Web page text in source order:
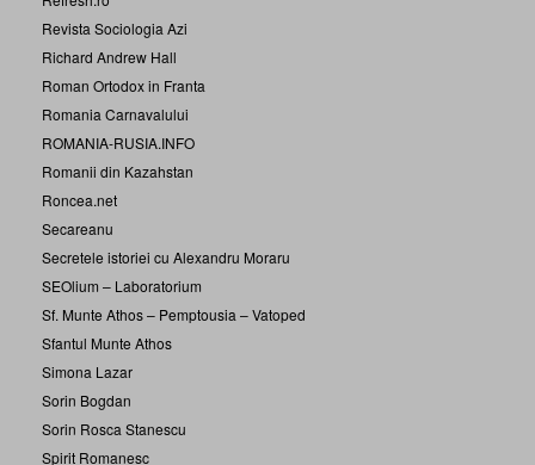
Revista Sociologia Azi
Richard Andrew Hall
Roman Ortodox in Franta
Romania Carnavalului
ROMANIA-RUSIA.INFO
Romanii din Kazahstan
Roncea.net
Secareanu
Secretele istoriei cu Alexandru Moraru
SEOlium – Laboratorium
Sf. Munte Athos – Pemptousia – Vatoped
Sfantul Munte Athos
Simona Lazar
Sorin Bogdan
Sorin Rosca Stanescu
Spirit Romanesc